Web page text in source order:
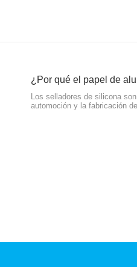
Los selladores de silicona
automoción y la fabricación